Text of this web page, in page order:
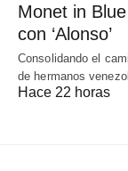
Monet in
con ‘Alonso’
Consolidando el
de hermanos
Hace 22 horas